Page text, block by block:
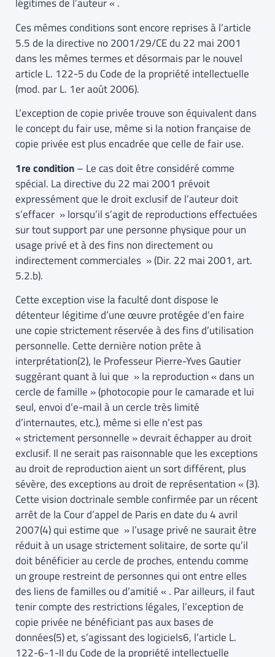
légitimes de l’auteur « .
Ces mêmes conditions sont encore reprises à l’article
5.5 de la directive no 2001/29/CE du 22 mai 2001
dans les mêmes termes et désormais par le nouvel
article L. 122-5 du Code de la propriété intellectuelle
(mod. par L. 1er août 2006).
L’exception de copie privée trouve son équivalent dans
le concept du fair use, même si la notion française de
copie privée est plus encadrée que celle de fair use.
1re condition– Le cas doit être considéré comme
spécial. La directive du 22 mai 2001 prévoit
expressément que le droit exclusif de l’auteur doit
s’effacer » lorsqu’il s’agit de reproductions effectuées
sur tout support par une personne physique pour un
usage privé et à des fins non directement ou
indirectement commerciales » (Dir. 22 mai 2001, art.
5.2.b).
Cette exception vise la faculté dont dispose le
détenteur légitime d’une œuvre protégée d’en faire
une copie strictement réservée à des fins d’utilisation
personnelle. Cette dernière notion prête à
interprétation(2), le Professeur Pierre-Yves Gautier
suggérant quant à lui que » la reproduction « dans un
cercle de famille » (photocopie pour le camarade et lui
seul, envoi d’e-mail à un cercle très limité
d’internautes, etc.), même si elle n’est pas
« strictement personnelle » devrait échapper au droit
exclusif. Il ne serait pas raisonnable que les exceptions
au droit de reproduction aient un sort différent, plus
sévère, des exceptions au droit de représentation « (3).
Cette vision doctrinale semble confirmée par un récent
arrêt de la Cour d’appel de Paris en date du 4 avril
2007(4) qui estime que » l’usage privé ne saurait être
réduit à un usage strictement solitaire, de sorte qu’il
doit bénéficier au cercle de proches, entendu comme
un groupe restreint de personnes qui ont entre elles
des liens de familles ou d’amitié « . Par ailleurs, il faut
tenir compte des restrictions légales, l’exception de
copie privée ne bénéficiant pas aux bases de
données(5) et, s’agissant des logiciels6, l’article L.
122-6-1-II du Code de la propriété intellectuelle